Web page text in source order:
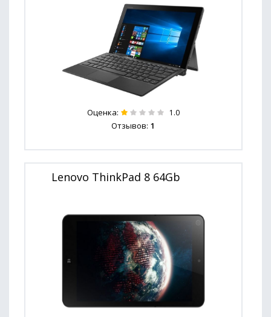
Оценка: 1.0
Отзывов: 1
Lenovo ThinkPad 8 64Gb